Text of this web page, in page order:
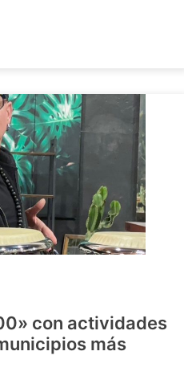
con actividades
más